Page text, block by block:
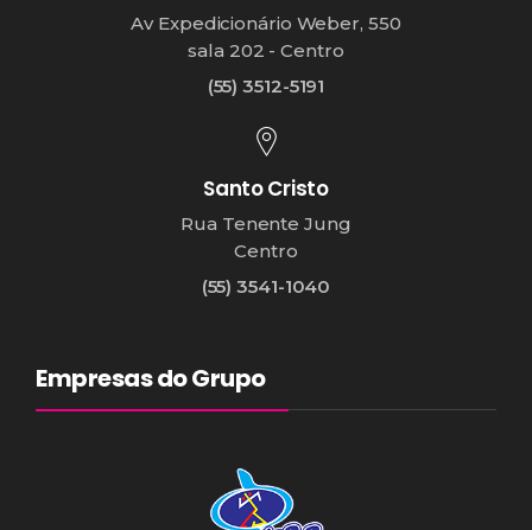
Av Expedicionário Weber, 550
sala 202 - Centro
(55) 3512-5191
Santo Cristo
Rua Tenente Jung
Centro
(55) 3541-1040
Empresas do Grupo